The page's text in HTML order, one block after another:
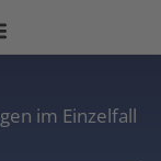
im Einzelfall